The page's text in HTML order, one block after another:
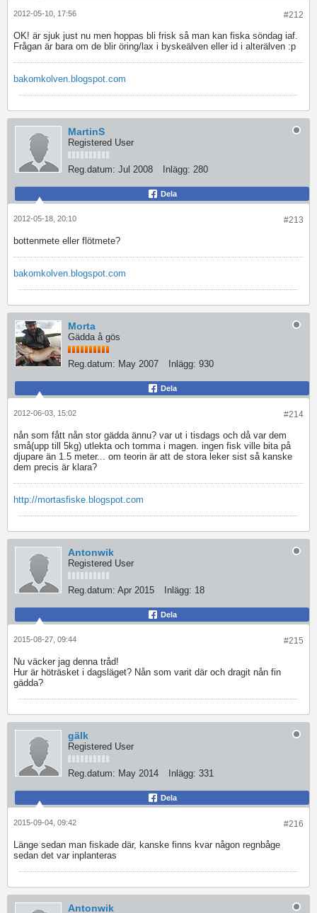
#212
2012-05-10, 17:56
OK! är sjuk just nu men hoppas bli frisk så man kan fiska söndag iaf.
Frågan är bara om de blir öring/lax i byskeälven eller id i alterälven :p
bakomkolven.blogspot.com
MartinS
Registered User
Reg.datum: Jul 2008 Inlägg: 280
Dela
#213
2012-05-18, 20:10
bottenmete eller flötmete?
bakomkolven.blogspot.com
Morta
Gädda å gös
Reg.datum: May 2007 Inlägg: 930
Dela
#214
2012-06-03, 15:02
nån som fått nån stor gädda ännu? var ut i tisdags och då var dem
små(upp till 5kg) utlekta och tomma i magen. ingen fisk ville bita på
djupare än 1.5 meter... om teorin är att de stora leker sist så kanske
dem precis är klara?
http://mortasfiske.blogspot.com
Antonwik
Registered User
Reg.datum: Apr 2015 Inlägg: 18
Dela
#215
2015-08-27, 09:44
Nu väcker jag denna tråd!
Hur är höträsket i dagsläget? Nån som varit där och dragit nån fin
gädda?
gälk
Registered User
Reg.datum: May 2014 Inlägg: 331
Dela
#216
2015-09-04, 09:42
Länge sedan man fiskade där, kanske finns kvar någon regnbåge
sedan det var inplanteras
Antonwik